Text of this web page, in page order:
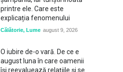
printre ele. Care este
explicația fenomenului
Călătorie, Lume august 9, 2026
O iubire de-o vară. De ce e
august luna în care oamenii
își reevaluează relațiile și se